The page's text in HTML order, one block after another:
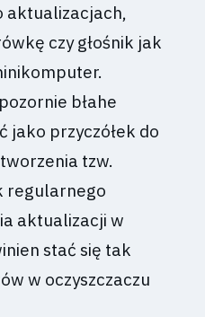
aktualizacjach,
czy głośnik jak
błahe
jako przyczółek do
tzw.
regularnego
aktualizacji w
stać się tak
w oczyszczaczu